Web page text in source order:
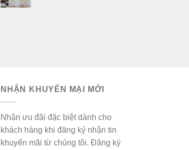
NHẬN KHUYẾN MẠI MỚI
Nhận ưu đãi đặc biệt dành cho
khách hàng khi đăng ký nhận tin
khuyến mãi từ chúng tôi. Đăng ký